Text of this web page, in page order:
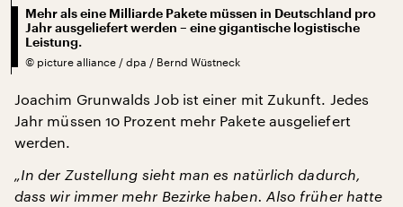
Mehr als eine Milliarde Pakete müssen in Deutschland pro
Jahr ausgeliefert werden – eine gigantische logistische
Leistung.
© picture alliance / dpa / Bernd Wüstneck
Joachim Grunwalds Job ist einer mit Zukunft. Jedes
Jahr müssen 10 Prozent mehr Pakete ausgeliefert
werden.
„In der Zustellung sieht man es natürlich dadurch,
dass wir immer mehr Bezirke haben. Also früher hatte